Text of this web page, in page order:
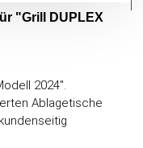
"Grill DUPLEX
2024".
Ablagetische